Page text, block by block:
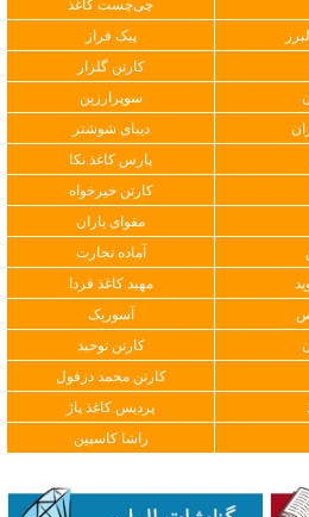
چی‌چست کاغذ
پیک فراز
کارتن گلزار
سوپرارزین
دیبای شوشتر
پارس کاغذ نکا
کارتن خیرخواه
مقوای یاران
آماده تجارت
مهبد کاغذ فردا
آسوریک
کارتن توحید
کارتن محمد دزفول
پردیس کاغذ پاژ
راشا کاسپین